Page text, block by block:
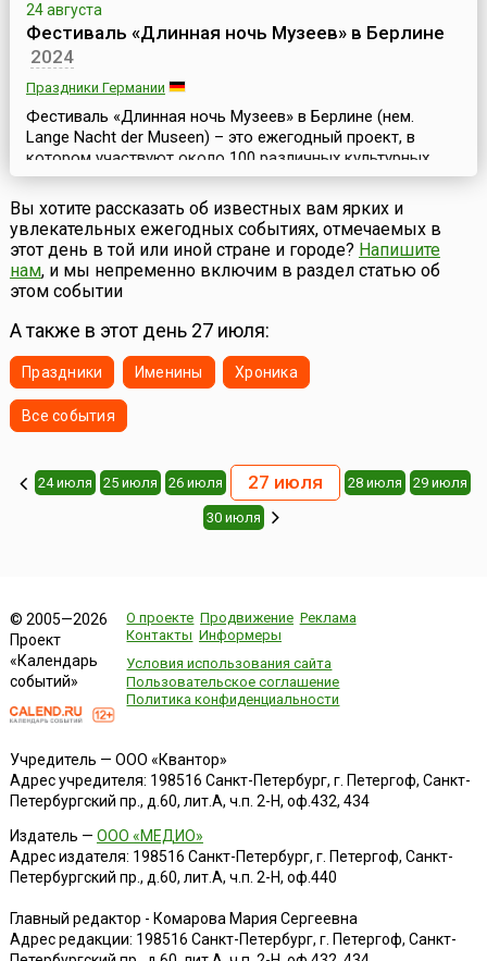
24 августа
Фестиваль «Длинная ночь Музеев» в Берлине
2024
Праздники Германии
Фестиваль «Длинная ночь Музеев» в Берлине (нем.
Lange Nacht der Museen) – это ежегодный проект, в
котором участвуют около 100 различных культурных
учреждений германской столицы. Он проходит во
второй половине августа.В рамках фестиваля музеи,
галереи, выставочные залы, архивы, собрания,
мемориалы, исторические памятники и культурные
центры города открывают свои двери для всех
желающих в ночь с...
Вы хотите рассказать об известных вам ярких и
увлекательных ежегодных событиях, отмечаемых в
этот день в той или иной стране и городе? Напишите
нам, и мы непременно включим в раздел статью об
этом событии
А также в этот день 27 июля:
Праздники Именины Хроника
Все события
24 июля 25 июля 26 июля 27 июля 28 июля 29 июля
30 июля
© 2005—2026
Проект
«Календарь
событий»
О проекте Продвижение Реклама
Контакты Информеры
Условия использования сайта
Пользовательское соглашение
Политика конфиденциальности
Учредитель — ООО «Квантор»
Адрес учредителя: 198516 Санкт-Петербург, г. Петергоф, Санкт-
Петербургский пр., д.60, лит.А, ч.п. 2-Н, оф.432, 434
Издатель — ООО «МЕДИО»
Адрес издателя: 198516 Санкт-Петербург, г. Петергоф, Санкт-
Петербургский пр., д.60, лит.А, ч.п. 2-Н, оф.440
Главный редактор - Комарова Мария Сергеевна
Адрес редакции: 198516 Санкт-Петербург, г. Петергоф, Санкт-